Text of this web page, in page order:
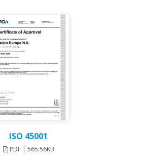
ISO 45001
PDF | 565.56KB